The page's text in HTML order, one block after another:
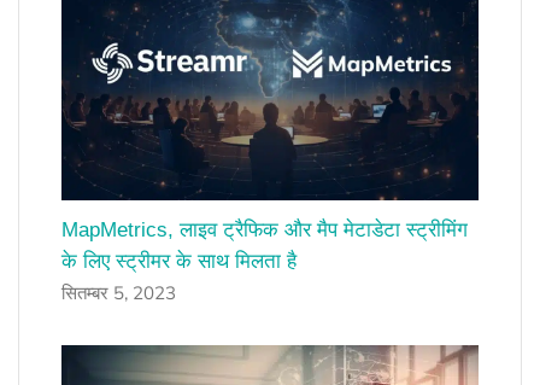
MapMetrics, लाइव ट्रैफिक और मैप मेटाडेटा स्ट्रीमिंग
के लिए स्ट्रीमर के साथ मिलता है
सितम्बर 5, 2023